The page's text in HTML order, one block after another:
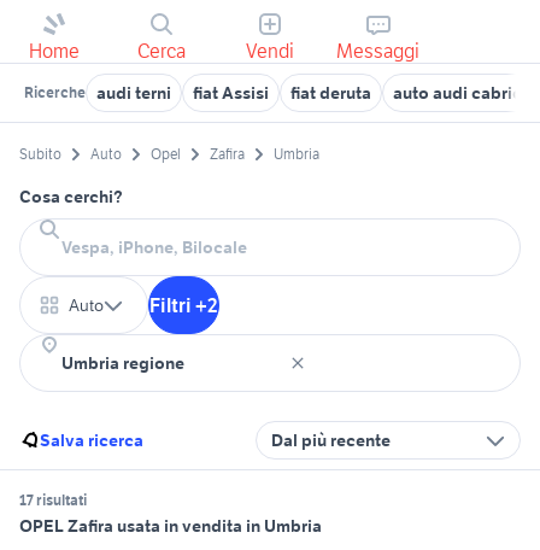
Home Cerca Vendi Messaggi
Ricerche audi terni fiat Assisi fiat deruta auto audi cabrio
Subito Auto Opel Zafira Umbria
Cosa cerchi?
Auto Filtri +2
Salva ricerca Dal più recente
17 risultati
OPEL Zafira usata in vendita in Umbria